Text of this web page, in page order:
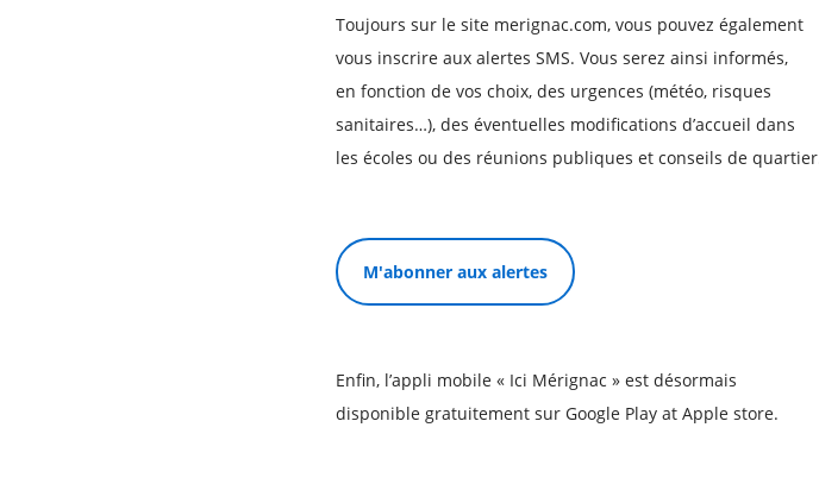
Toujours sur le site merignac.com, vous pouvez également
vous inscrire aux alertes SMS. Vous serez ainsi informés,
en fonction de vos choix, des urgences (météo, risques
sanitaires…), des éventuelles modifications d’accueil dans
les écoles ou des réunions publiques et conseils de
M'abonner aux alertes
Enfin, l’appli mobile « Ici Mérignac » est désormais
disponible gratuitement sur Google Play at Apple store.